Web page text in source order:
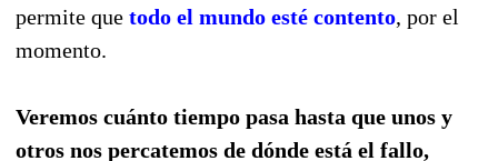
permite que todo el mundo esté contento, por el
momento.
Veremos cuánto tiempo pasa hasta que unos y
otros nos percatemos de dónde está el fallo,